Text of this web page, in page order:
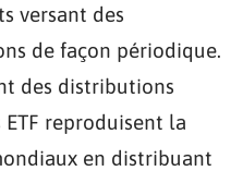
versant des
de façon périodique.
des distributions
reproduisent la
en distribuant